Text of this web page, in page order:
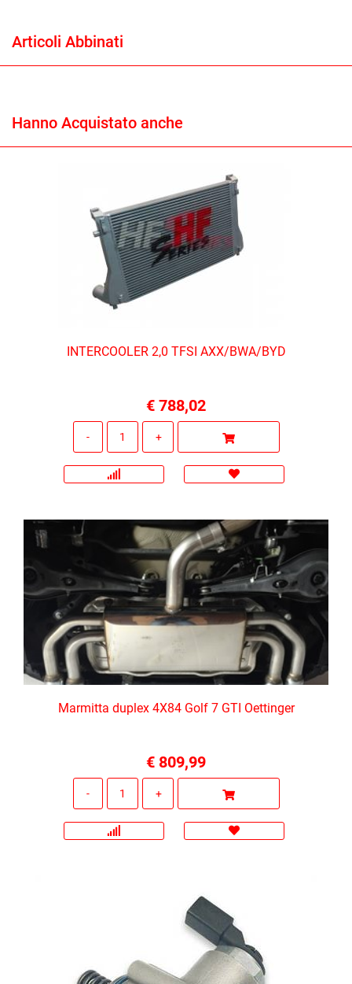
Articoli Abbinati
Hanno Acquistato anche
INTERCOOLER 2,0 TFSI AXX/BWA/BYD
€ 788,02
Marmitta duplex 4X84 Golf 7 GTI Oettinger
€ 809,99